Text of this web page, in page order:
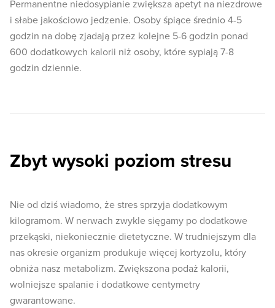
Permanentne niedosypianie zwiększa apetyt na niezdrowe
i słabe jakościowo jedzenie. Osoby śpiące średnio 4-5
godzin na dobę zjadają przez kolejne 5-6 godzin ponad
600 dodatkowych kalorii niż osoby, które sypiają 7-8
godzin dziennie.
Zbyt wysoki poziom stresu
Nie od dziś wiadomo, że stres sprzyja dodatkowym
kilogramom. W nerwach zwykle sięgamy po dodatkowe
przekąski, niekoniecznie dietetyczne. W trudniejszym dla
nas okresie organizm produkuje więcej kortyzolu, który
obniża nasz metabolizm. Zwiększona podaż kalorii,
wolniejsze spalanie i dodatkowe centymetry
gwarantowane.